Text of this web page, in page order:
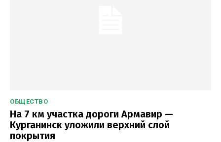
ОБЩЕСТВО
На 7 км участка дороги Армавир —
Курганинск уложили верхний слой
покрытия